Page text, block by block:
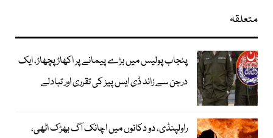
متعلقہ
پنجاب پولیس میں بڑے پیمانے پر اکھاڑ پچھاڑ، ایک
درجن سے زائد ڈی ایس پیز کی تقرری اور تبادلے
راولپنڈی، دو دکانوں میں اچانک آگ بھڑک اٹھی،